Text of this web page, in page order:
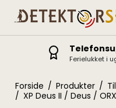
Forside / Produkter /
/ XP Deus II / Deus / ORX